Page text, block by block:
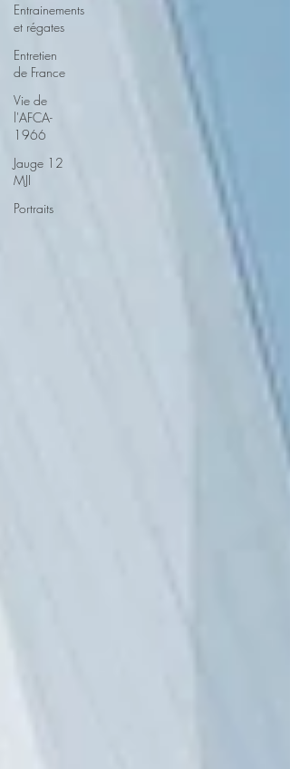
Entrainements
et régates
Entretien
de France
Vie de
l'AFCA-
1966
Jauge 12
MJI
Portraits